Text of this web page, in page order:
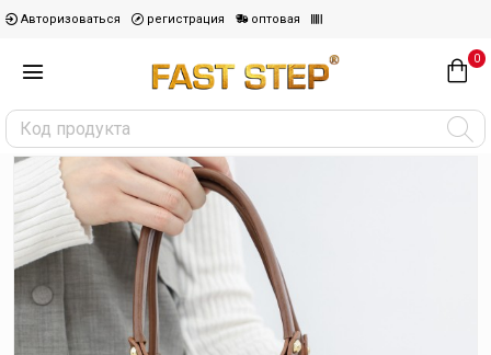
Авторизоваться регистрация оптовая
0